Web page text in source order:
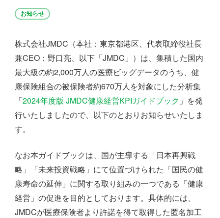
お知らせ
株式会社JMDC（本社：東京都港区、代表取締役社長
兼CEO：野口亮、以下「JMDC」）は、集積した国内
最大級の約2,000万人の医療ビッグデータのうち、健
康保険組合の被保険者約670万人を対象にした分析集
「2024年度版 JMDC健康経営KPIガイドブック 」を発
行いたしましたので、以下のとおりお知らせいたしま
す。
なお本ガイドブックは、国が主導する「日本再興戦
略」「未来投資戦略」にて位置づけられた「国民の健
康寿命の延伸」に関する取り組みの一つである「健康
経営」の促進を目的としております。具体的には、
JMDCが医療保険者より許諾を得て取得した匿名加工